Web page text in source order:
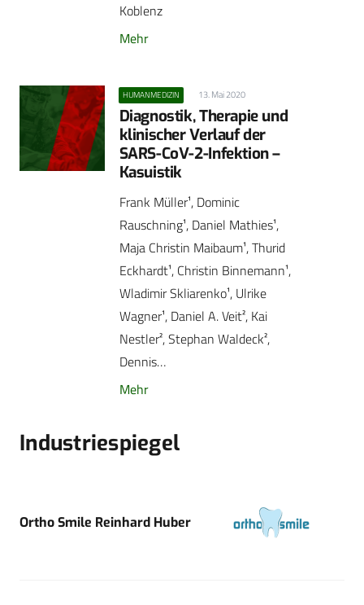
Koblenz
Mehr
HUMANMEDIZIN 13. Mai 2020
Diagnostik, Therapie und
klinischer Verlauf der
SARS-CoV-2-Infektion –
Kasuistik
Frank Müller¹, Dominic
Rauschning¹, Daniel Mathies¹,
Maja Christin Maibaum¹, Thurid
Eckhardt¹, Christin ­Binnemann¹,
Wladimir Skliarenko¹, Ulrike
Wagner¹, Daniel A. Veit², Kai
Nestler², Stephan Waldeck²,
Dennis…
Mehr
Industriespiegel
Ortho Smile Reinhard Huber